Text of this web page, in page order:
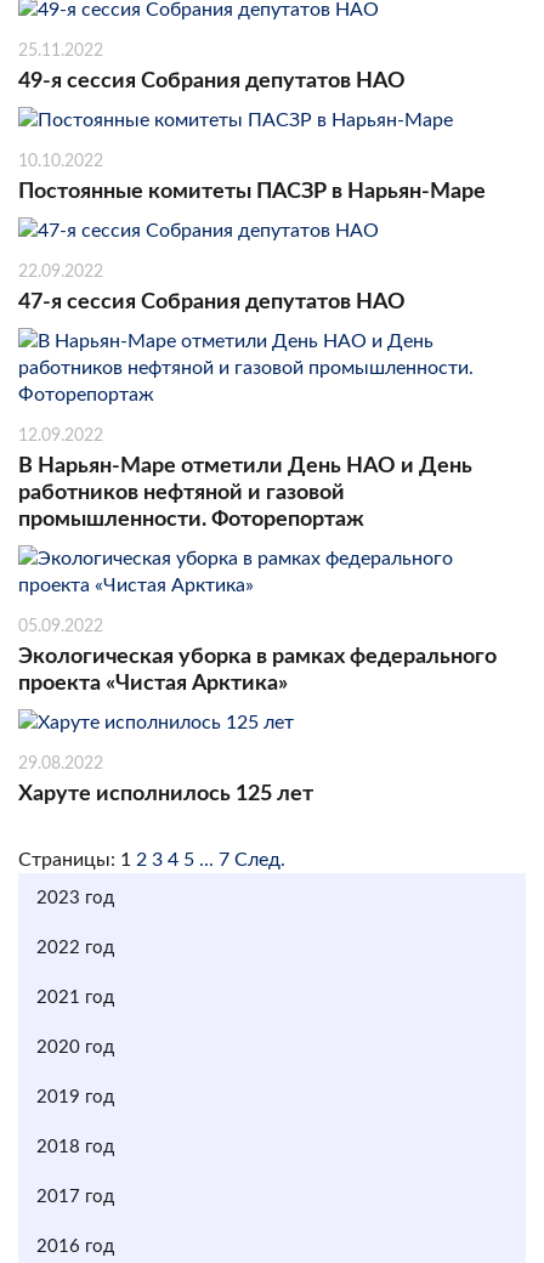
25.11.2022
49-я сессия Собрания депутатов НАО
10.10.2022
Постоянные комитеты ПАСЗР в Нарьян-Маре
22.09.2022
47-я сессия Собрания депутатов НАО
12.09.2022
В Нарьян-Маре отметили День НАО и День
работников нефтяной и газовой
промышленности. Фоторепортаж
05.09.2022
Экологическая уборка в рамках федерального
проекта «Чистая Арктика»
29.08.2022
Харуте исполнилось 125 лет
Страницы: 1 2 3 4 5 ... 7 След.
2023 год
2022 год
2021 год
2020 год
2019 год
2018 год
2017 год
2016 год